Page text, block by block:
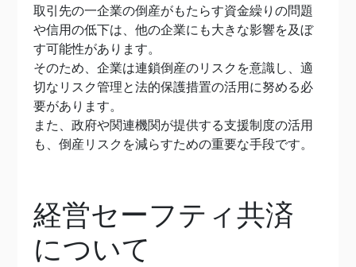
取引先の一企業の倒産がもたらす資金繰りの問題
や信用の低下は、他の企業にも大きな影響を及ぼ
す可能性があります。
そのため、企業は連鎖倒産のリスクを意識し、適
切なリスク管理と法的保護措置の活用に努める必
要があります。
また、政府や関連機関が提供する支援制度の活用
も、倒産リスクを減らすための重要な手段です。
経営セーフティ共済
について